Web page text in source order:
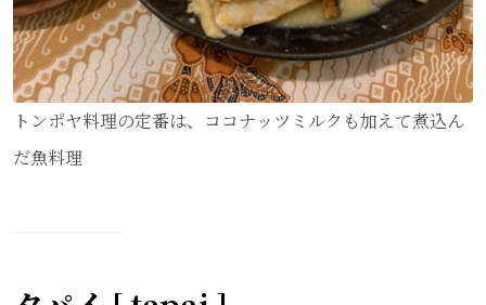
トンポヤ料理の定番は、ココナッツミルクも加えて煮込ん
だ魚料理